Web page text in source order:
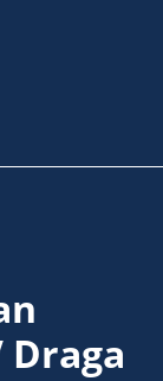
Draga